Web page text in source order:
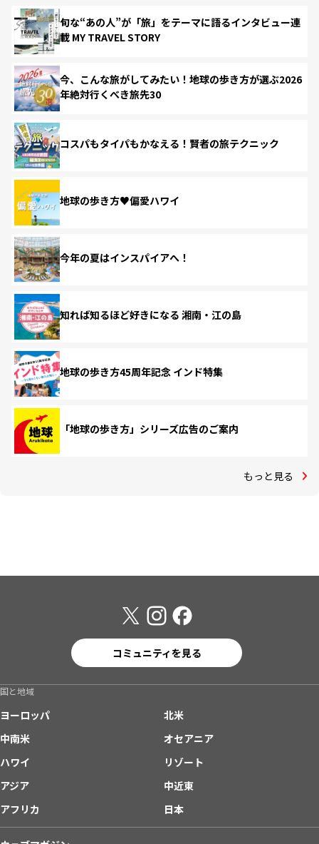
旬な“あの人”が「旅」をテーマに語るインタビュー連
載 MY TRAVEL STORY
今、こんな旅がしてみたい！地球の歩き方が選ぶ2026
年絶対行くべき旅先30
コスパもタイパもかなえる！賢者の旅テクニック
地球の歩き方♥偏愛ハワイ
今年の夏はインスパイアへ！
知れば知るほど好きになる 湘南・江の島
地球の歩き方45周年記念 インド特集
「地球の歩き方」シリーズ広告のご案内
もっと見る
コミュニティを見る
国と地域
ヨーロッパ
北米
中南米
オセアニア
ハワイ
リゾート
アジア
中近東
アフリカ
日本